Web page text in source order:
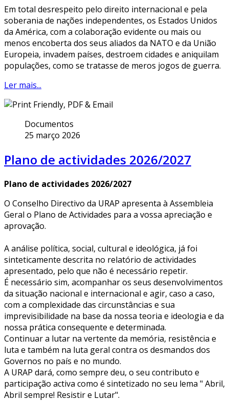
Em total desrespeito pelo direito internacional e pela
soberania de nações independentes, os Estados Unidos
da América, com a colaboração evidente ou mais ou
menos encoberta dos seus aliados da NATO e da União
Europeia, invadem países, destroem cidades e aniquilam
populações, como se tratasse de meros jogos de guerra.
Ler mais...
Documentos
25 março 2026
Plano de actividades 2026/2027
Plano de actividades 2026/2027
O Conselho Directivo da URAP apresenta à Assembleia
Geral o Plano de Actividades para a vossa apreciação e
aprovação.
A análise política, social, cultural e ideológica, já foi
sinteticamente descrita no relatório de actividades
apresentado, pelo que não é necessário repetir.
É necessário sim, acompanhar os seus desenvolvimentos
da situação nacional e internacional e agir, caso a caso,
com a complexidade das circunstâncias e sua
imprevisibilidade na base da nossa teoria e ideologia e da
nossa prática consequente e determinada.
Continuar a lutar na vertente da memória, resistência e
luta e também na luta geral contra os desmandos dos
Governos no país e no mundo.
A URAP dará, como sempre deu, o seu contributo e
participação activa como é sintetizado no seu lema " Abril,
Abril sempre! Resistir e Lutar".